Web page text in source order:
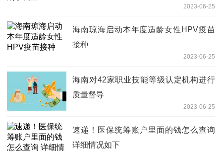
2023-06-25
海南琼海启动本年度适龄女性HPV疫苗
接种
2023-06-25
海南对42家职业技能等级认定机构进行
质量督导
2023-06-25
速递！医保统筹账户里面的钱怎么查询
详细情况如下